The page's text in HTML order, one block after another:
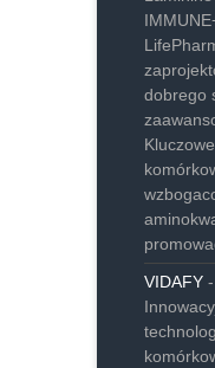
dobrego
VIDAFY